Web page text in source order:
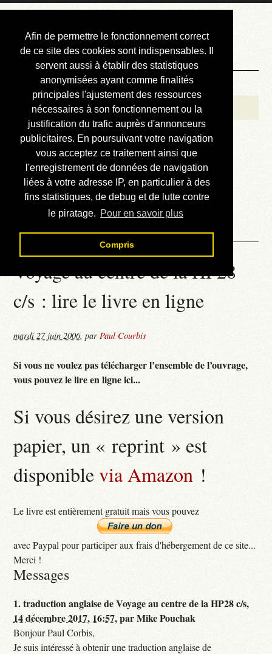
Afin de permettre le fonctionnement correct
de ce site des cookies sont indispensables. Il
servent aussi à établir des statistiques
anonymisées ayant comme finalités
principales l'ajustement des ressources
nécessaires à son fonctionnement ou la
justification du trafic auprès d'annonceurs
publicitaires. En poursuivant votre navigation
vous acceptez ce traitement ainsi que
l'enregistrement de données de navigation
liées à votre adresse IP, en particulier à des
fins statistiques, de debug et de lutte contre
le piratage. Pour en savoir plus
Compris
Courbis, « LE »
Blog Officiel
Bienvenue
Réalisations
Divers (et d’été)
Annonces
Liens externes
Téléchargement
Contact
Voyage au centre de la HP28
c/s : lire le livre en ligne
mardi 27 juin 2006,parPaul Courbis
Si vous ne voulez pas télécharger l’ensemble de l’ouvrage,
vous pouvez le lire en ligne ici...
Si vous désirez une version
papier, un « reprint » est
disponiblevia Amazon !
Le livre est entièrement gratuit mais vous pouvez
avec Paypal pour participer aux frais d'hébergement de ce site...
Merci !
Messages
1.traduction anglaise de Voyage au centre de la HP28 c/s,
14 décembre 2017, 16:57,parMike Pouchak
Bonjour Paul Corbis,
Je suis intéressé à obtenir une traduction anglaise de